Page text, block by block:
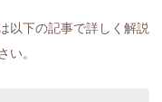
以下の記事で詳しく解説
い。